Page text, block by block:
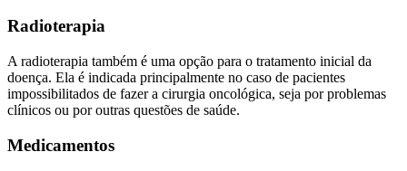
Radioterapia
A radioterapia também é uma opção para o tratamento inicial da
doença. Ela é indicada principalmente no caso de pacientes
impossibilitados de fazer a cirurgia oncológica, seja por problemas
clínicos ou por outras questões de saúde.
Medicamentos